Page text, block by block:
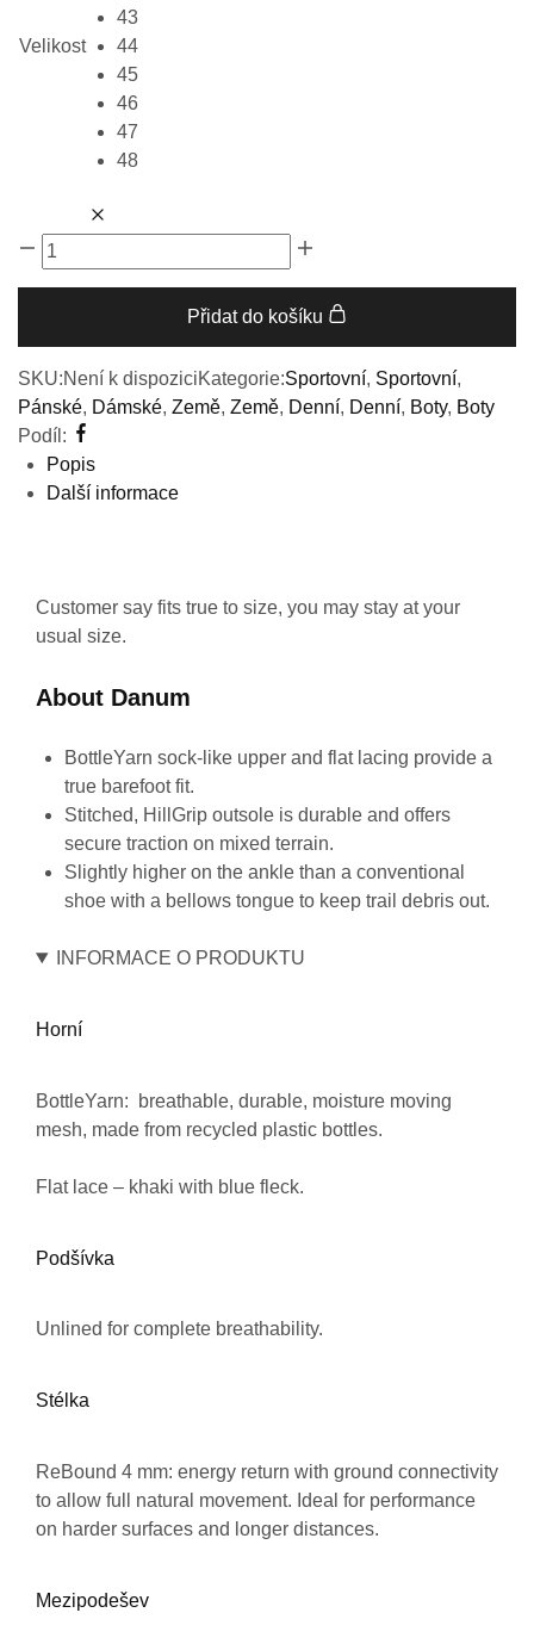
Velikost
43
44
45
46
47
48
Přidat do košíku
SKU:Není k dispoziciKategorie:Sportovní, Sportovní,
Pánské, Dámské, Země, Země, Denní, Denní, Boty, Boty
Podíl:
Popis
Další informace
Customer say fits true to size, you may stay at your
usual size.
About Danum
BottleYarn sock-like upper and flat lacing provide a
true barefoot fit.
Stitched, HillGrip outsole is durable and offers
secure traction on mixed terrain.
Slightly higher on the ankle than a conventional
shoe with a bellows tongue to keep trail debris out.
INFORMACE O PRODUKTU
Horní
BottleYarn: breathable, durable, moisture moving
mesh, made from recycled plastic bottles.
Flat lace – khaki with blue fleck.
Podšívka
Unlined for complete breathability.
Stélka
ReBound 4 mm: energy return with ground connectivity
to allow full natural movement. Ideal for performance
on harder surfaces and longer distances.
Mezipodešev